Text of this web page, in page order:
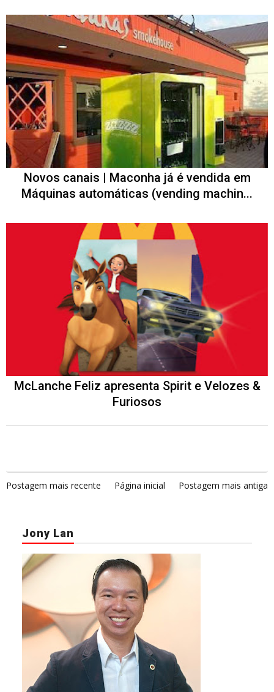
Novos canais | Maconha já é vendida em
Máquinas automáticas (vending machin...
McLanche Feliz apresenta Spirit e Velozes &
Furiosos
Postagem mais recente Página inicial Postagem mais antiga
Jony Lan